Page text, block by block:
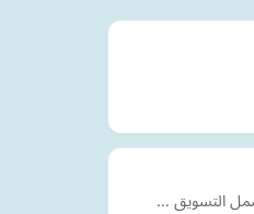
التسويق …